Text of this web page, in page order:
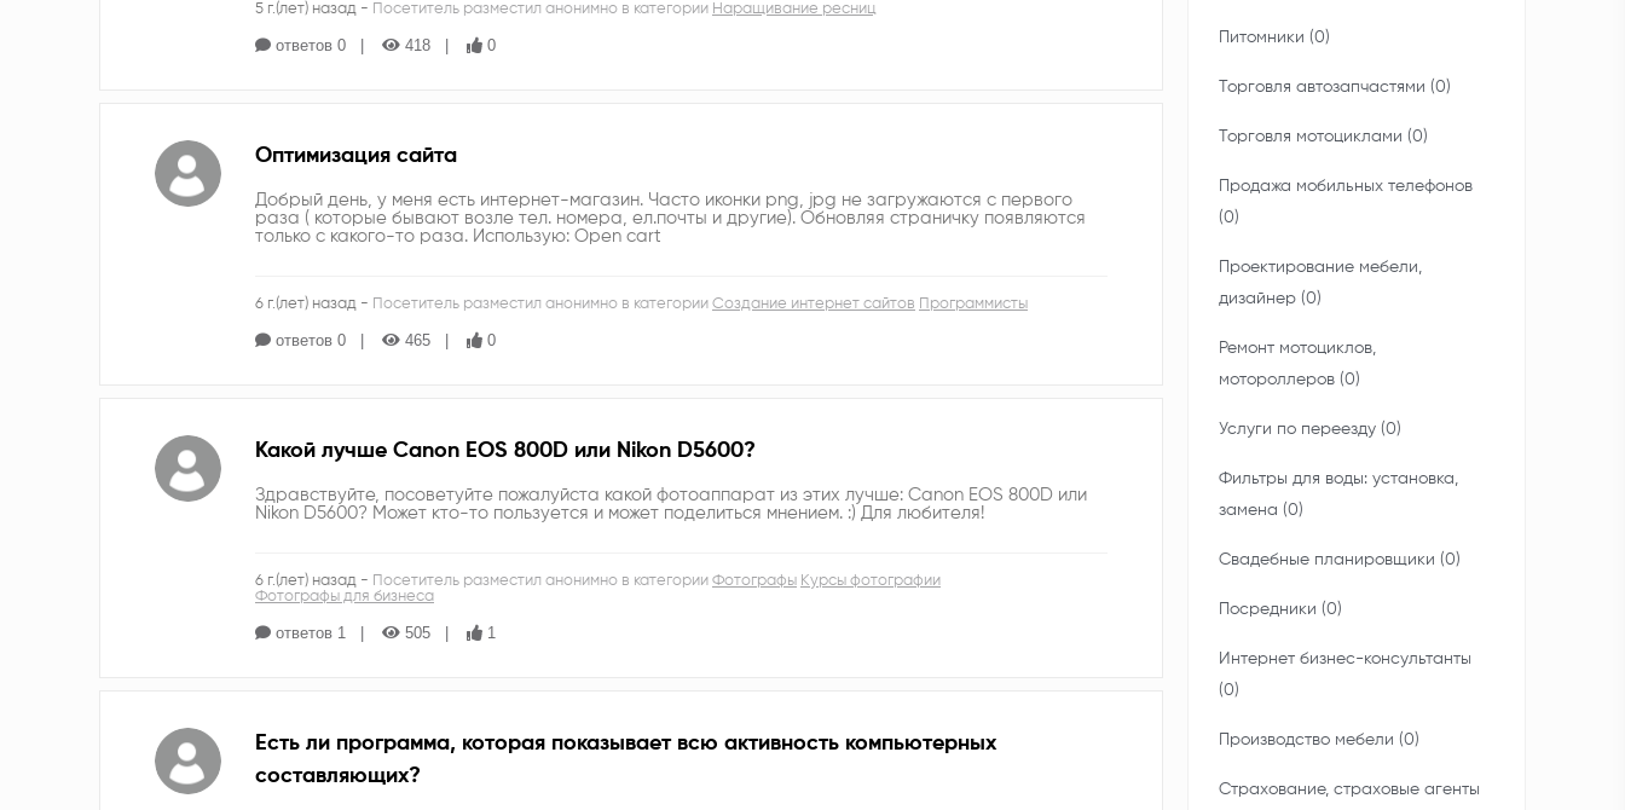
5 г.(лет) назад - Посетитель разместил анонимно в категории Наращивание ресниц
ответов 0 418 0
Оптимизация сайта
Добрый день, у меня есть интернет-магазин. Часто иконки png, jpg не загружаются с первого
раза ( которые бывают возле тел. номера, ел.почты и другие). Обновляя страничку появляются
только с какого-то раза. Использую: Open cart
6 г.(лет) назад - Посетитель разместил анонимно в категории Создание интернет сайтов Программисты
ответов 0 465 0
Какой лучше Canon EOS 800D или Nikon D5600?
Здравствуйте, посоветуйте пожалуйста какой фотоаппарат из этих лучше: Canon EOS 800D или
Nikon D5600? Может кто-то пользуется и может поделиться мнением. :) Для любителя!
6 г.(лет) назад - Посетитель разместил анонимно в категории Фотографы Курсы фотографии
Фотографы для бизнеса
ответов 1 505 1
Есть ли программа, которая показывает всю активность компьютерных
составляющих?
Питомники (0)
Торговля автозапчастями (0)
Торговля мотоциклами (0)
Продажа мобильных телефонов
(0)
Проектирование мебели,
дизайнер (0)
Ремонт мотоциклов,
мотороллеров (0)
Услуги по переезду (0)
Фильтры для воды: установка,
замена (0)
Свадебные планировщики (0)
Посредники (0)
Интернет бизнес-консультанты
(0)
Производство мебели (0)
Страхование, страховые агенты